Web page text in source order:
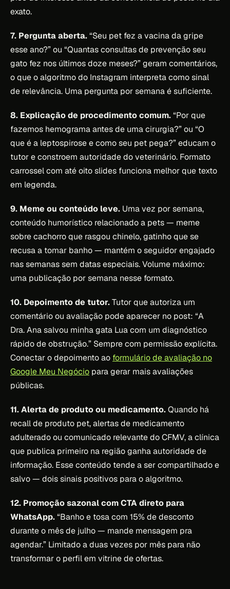
exato.
7. Pergunta aberta.“Seu pet fez a vacina da gripe
esse ano?” ou “Quantas consultas de prevenção seu
gato fez nos últimos doze meses?” geram comentários,
o que o algoritmo do Instagram interpreta como sinal
de relevância. Uma pergunta por semana é suficiente.
8. Explicação de procedimento comum.“Por que
fazemos hemograma antes de uma cirurgia?” ou “O
que é a leptospirose e como seu pet pega?” educam o
tutor e constroem autoridade do veterinário. Formato
carrossel com até oito slides funciona melhor que texto
em legenda.
9. Meme ou conteúdo leve. Uma vez por semana,
conteúdo humorístico relacionado a pets — meme
sobre cachorro que rasgou chinelo, gatinho que se
recusa a tomar banho — mantém o seguidor engajado
nas semanas sem datas especiais. Volume máximo:
uma publicação por semana nesse formato.
10. Depoimento de tutor.Tutor que autoriza um
comentário ou avaliação pode aparecer no post: “A
Dra. Ana salvou minha gata Lua com um diagnóstico
rápido de obstrução.” Sempre com permissão explícita.
Conectar o depoimento ao formulário de avaliação no
Google Meu Negócio para gerar mais avaliações
públicas.
11. Alerta de produto ou medicamento.Quando há
recall de produto pet, alertas de medicamento
adulterado ou comunicado relevante do CFMV, a clínica
que publica primeiro na região ganha autoridade de
informação. Esse conteúdo tende a ser compartilhado e
salvo — dois sinais positivos para o algoritmo.
12. Promoção sazonal com CTA direto para
WhatsApp.“Banho e tosa com 15% de desconto
durante o mês de julho — mande mensagem pra
agendar.” Limitado a duas vezes por mês para não
transformar o perfil em vitrine de ofertas.